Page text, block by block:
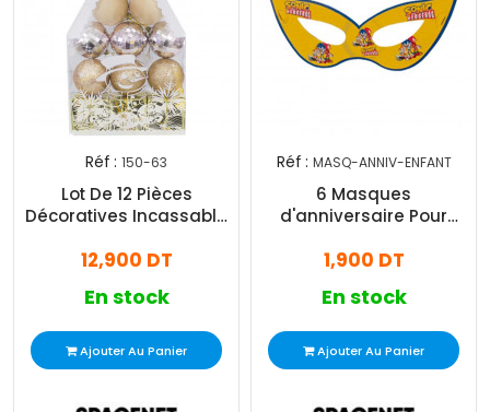
Réf : 150-63
Lot De 12 Pièces
Décoratives Incassable
12,900 DT
En stock
Ajouter Au Panier
Réf : MASQ-ANNIV-ENFANT
6 Masques
d'anniversaire Pour
1,900 DT
En stock
Ajouter Au Panier